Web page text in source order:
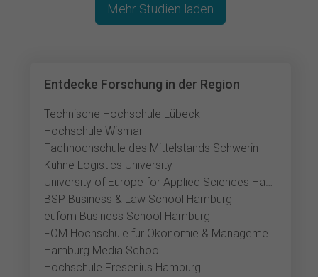
Entdecke Forschung in der Region
Technische Hochschule Lübeck
Hochschule Wismar
Fachhochschule des Mittelstands Schwerin
Kühne Logistics University
University of Europe for Applied Sciences Hamburg
BSP Business & Law School Hamburg
eufom Business School Hamburg
FOM Hochschule für Ökonomie & Management Hamburg
Hamburg Media School
Hochschule Fresenius Hamburg
Mehr Studien laden